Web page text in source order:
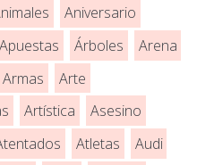
Aniversario
Apuestas Árboles
Arena
Armas
Arte
Artística
Asesino
Atletas
Audi